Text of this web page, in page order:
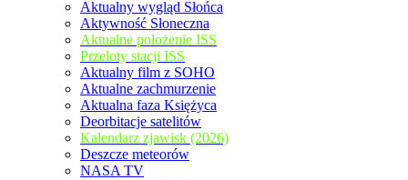
Aktualny wygląd Słońca
Aktywność Słoneczna
Aktualne położenie ISS
Przeloty stacji ISS
Aktualny film z SOHO
Aktualne zachmurzenie
Aktualna faza Księżyca
Deorbitacje satelitów
Kalendarz zjawisk (2026)
Deszcze meteorów
NASA TV